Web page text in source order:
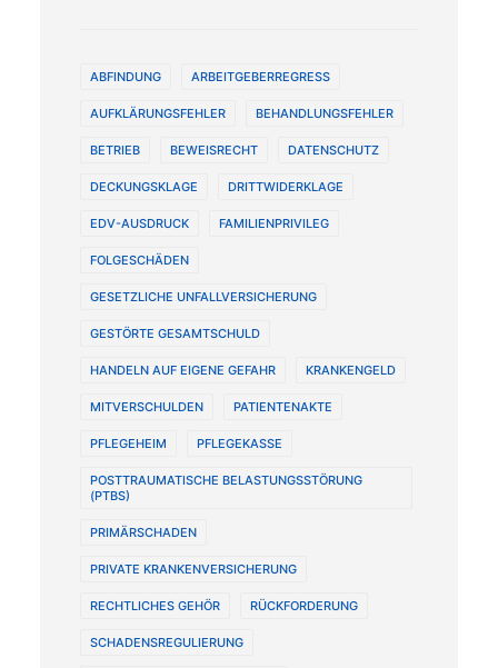
ABFINDUNG ARBEITGEBERREGRESS
AUFKLÄRUNGSFEHLER BEHANDLUNGSFEHLER
BETRIEB BEWEISRECHT DATENSCHUTZ
DECKUNGSKLAGE DRITTWIDERKLAGE
EDV-AUSDRUCK FAMILIENPRIVILEG
FOLGESCHÄDEN
GESETZLICHE UNFALLVERSICHERUNG
GESTÖRTE GESAMTSCHULD
HANDELN AUF EIGENE GEFAHR KRANKENGELD
MITVERSCHULDEN PATIENTENAKTE
PFLEGEHEIM PFLEGEKASSE
POSTTRAUMATISCHE BELASTUNGSSTÖRUNG
(PTBS)
PRIMÄRSCHADEN
PRIVATE KRANKENVERSICHERUNG
RECHTLICHES GEHÖR RÜCKFORDERUNG
SCHADENSREGULIERUNG